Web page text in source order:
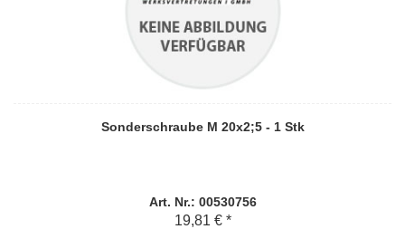
Sonderschraube M 20x2;5 - 1 Stk
Art. Nr.: 00530756
19,81 € *